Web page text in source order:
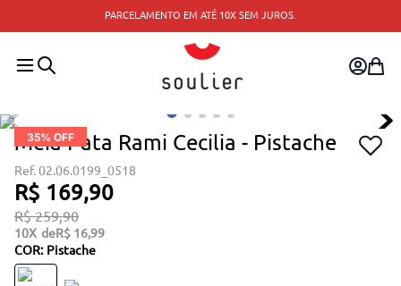
PARCELAMENTO EM ATÉ 10X SEM JUROS.
35% OFF
Meia Pata Rami Cecilia - Pistache
02.06.0199_0518
R$ 169,90
R$ 259,90
10 R$ 16,99
COR: Pistache